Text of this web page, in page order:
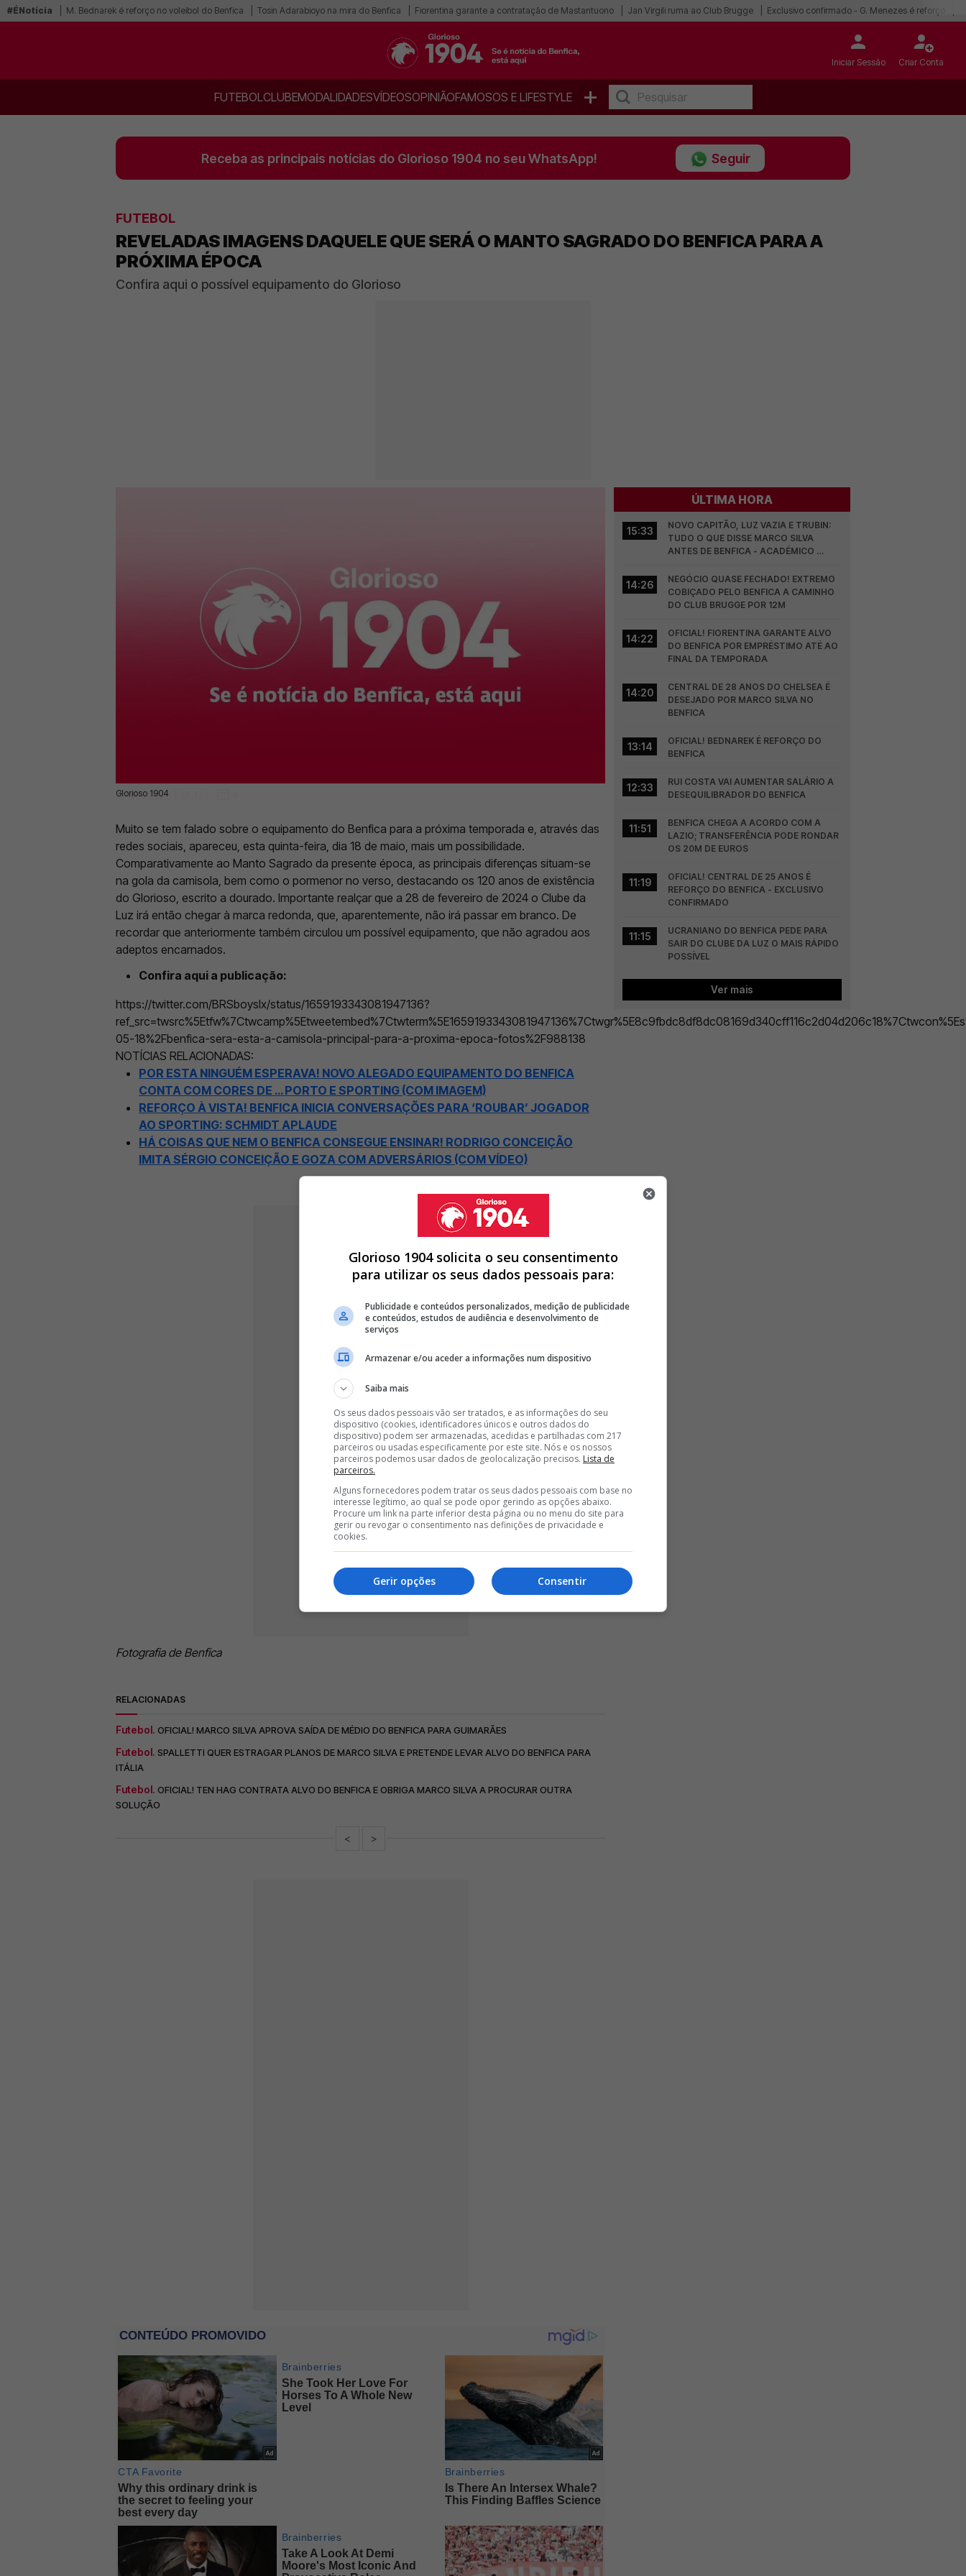
#ÉNotícia M. Bednarek é reforço no voleibol do Benfica Tosin Adarabioyo na mira do Benfica Fiorentina garante a contratação de Mastantuono Jan Virgili ruma ao Club Brugge Exclusivo confirmado - G. Menezes é reforço
Iniciar Sessão Criar Conta
FUTEBOLCLUBEMODALIDADESVÍDEOSOPINIÃOFAMOSOS E LIFESTYLE +
Receba as principais notícias do Glorioso 1904 no seu WhatsApp! Seguir
FUTEBOL
REVELADAS IMAGENS DAQUELE QUE SERÁ O MANTO SAGRADO DO BENFICA PARA A
PRÓXIMA ÉPOCA
Confira aqui o possível equipamento do Glorioso
Glorioso 1904
18 Mai 2023 | 17:37 |
Muito se tem falado sobre o equipamento do Benfica para a próxima temporada e, através das
redes sociais, apareceu, esta quinta-feira, dia 18 de maio, mais um possibilidade.
Comparativamente ao Manto Sagrado da presente época, as principais diferenças situam-se
na gola da camisola, bem como o pormenor no verso, destacando os 120 anos de existência
do Glorioso, escrito a dourado. Importante realçar que a 28 de fevereiro de 2024 o Clube da
Luz irá então chegar à marca redonda, que, aparentemente, não irá passar em branco. De
recordar que anteriormente também circulou um possível equipamento, que não agradou aos
adeptos encarnados.
Confira aqui a publicação:
https://twitter.com/BRSboyslx/status/1659193343081947136?
05-18%2Fbenfica-sera-esta-a-camisola-principal-para-a-proxima-epoca-fotos%2F988138
NOTÍCIAS RELACIONADAS:
POR ESTA NINGUÉM ESPERAVA! NOVO ALEGADO EQUIPAMENTO DO BENFICA
CONTA COM CORES DE … PORTO E SPORTING (COM IMAGEM)
REFORÇO À VISTA! BENFICA INICIA CONVERSAÇÕES PARA ‘ROUBAR’ JOGADOR
AO SPORTING: SCHMIDT APLAUDE
HÁ COISAS QUE NEM O BENFICA CONSEGUE ENSINAR! RODRIGO CONCEIÇÃO
IMITA SÉRGIO CONCEIÇÃO E GOZA COM ADVERSÁRIOS (COM VÍDEO)
Fotografia de Benfica
RELACIONADAS
Futebol. OFICIAL! MARCO SILVA APROVA SAÍDA DE MÉDIO DO BENFICA PARA GUIMARÃES
Futebol. SPALLETTI QUER ESTRAGAR PLANOS DE MARCO SILVA E PRETENDE LEVAR ALVO DO BENFICA PARA
ITÁLIA
Futebol. OFICIAL! TEN HAG CONTRATA ALVO DO BENFICA E OBRIGA MARCO SILVA A PROCURAR OUTRA
SOLUÇÃO
< >
ÚLTIMA HORA
15:33
NOVO CAPITÃO, LUZ VAZIA E TRUBIN:
TUDO O QUE DISSE MARCO SILVA
ANTES DE BENFICA - ACADÉMICO
14:26
NEGÓCIO QUASE FECHADO! EXTREMO
COBIÇADO PELO BENFICA A CAMINHO
DO CLUB BRUGGE POR 12M
14:22
OFICIAL! FIORENTINA GARANTE ALVO
DO BENFICA POR EMPRÉSTIMO ATÉ AO
FINAL DA TEMPORADA
14:20
CENTRAL DE 28 ANOS DO CHELSEA É
DESEJADO POR MARCO SILVA NO
BENFICA
13:14
OFICIAL! BEDNAREK É REFORÇO DO
BENFICA
12:33
RUI COSTA VAI AUMENTAR SALÁRIO A
DESEQUILIBRADOR DO BENFICA
11:51
BENFICA CHEGA A ACORDO COM A
LAZIO; TRANSFERÊNCIA PODE RONDAR
OS 20M DE EUROS
11:19
OFICIAL! CENTRAL DE 25 ANOS É
REFORÇO DO BENFICA - EXCLUSIVO
CONFIRMADO
11:15
UCRANIANO DO BENFICA PEDE PARA
SAIR DO CLUBE DA LUZ O MAIS RÁPIDO
POSSÍVEL
Ver mais
Glorioso 1904 solicita o seu consentimento
para utilizar os seus dados pessoais para:
Publicidade e conteúdos personalizados, medição de publicidade
e conteúdos, estudos de audiência e desenvolvimento de
serviços
Armazenar e/ou aceder a informações num dispositivo
Saiba mais
Os seus dados pessoais vão ser tratados, e as informações do seu
dispositivo (cookies, identificadores únicos e outros dados do
dispositivo) podem ser armazenadas, acedidas e partilhadas com 217
parceiros ou usadas especificamente por este site. Nós e os nossos
parceiros podemos usar dados de geolocalização precisos. Lista de
parceiros.
Alguns fornecedores podem tratar os seus dados pessoais com base no
interesse legítimo, ao qual se pode opor gerindo as opções abaixo.
Procure um link na parte inferior desta página ou no menu do site para
gerir ou revogar o consentimento nas definições de privacidade e
cookies.
Consentir
Gerir opções